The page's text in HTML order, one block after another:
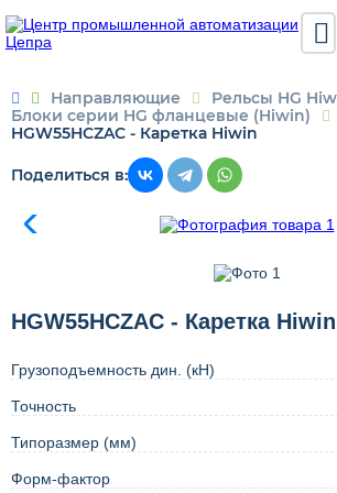

 Направляющие
Рельсы HG
Блоки серии HG фланцевые (Hiwin)
HGW55HCZAC - Каретка Hiwin
Поделиться в:
HGW55HCZAC - Каретка Hiwin
Грузоподъемность дин. (кН)
Точность
Типоразмер (мм)
Форм-фактор